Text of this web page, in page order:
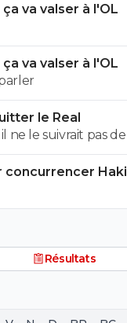
va valser à l'OL
va valser à l'OL
le Real
ne le suivrait pas
concurrencer
Résultats